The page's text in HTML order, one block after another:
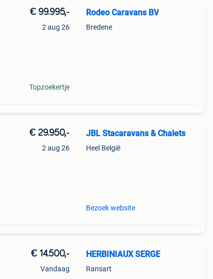
€ 99.995,-
2 aug 26
Topzoekertje
Rodeo Caravans BV
Bredene
€ 29.950,-
2 aug 26
JBL Stacaravans & Chalets
Heel België
Bezoek website
€ 14.500,-
Vandaag
HERBINIAUX SERGE
Ransart